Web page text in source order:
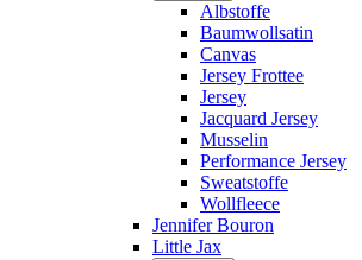
Albstoffe
Baumwollsatin
Canvas
Jersey Frottee
Jersey
Jacquard Jersey
Musselin
Performance Jersey
Sweatstoffe
Wollfleece
Jennifer Bouron
Little Jax